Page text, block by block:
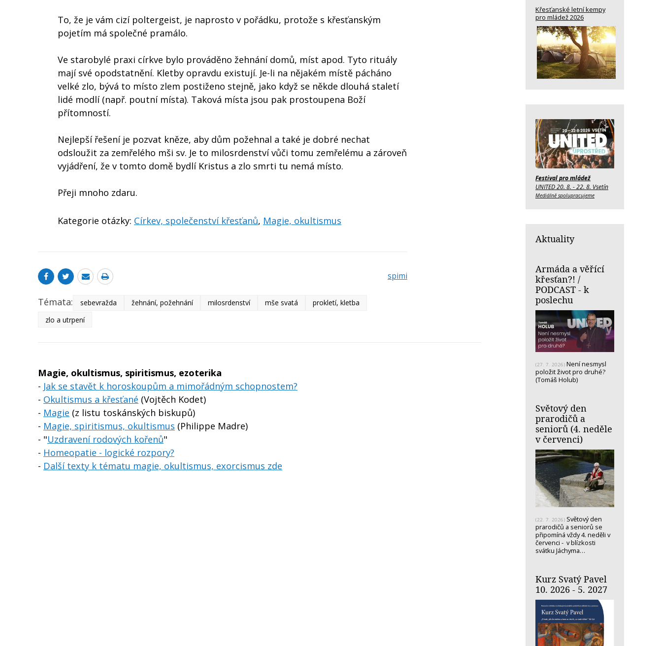
To, že je vám cizí poltergeist, je naprosto v pořádku, protože s křesťanským
pojetím má společné pramálo.
Ve starobylé praxi církve bylo prováděno žehnání domů, míst apod. Tyto rituály
mají své opodstatnění. Kletby opravdu existují. Je-li na nějakém místě pácháno
velké zlo, bývá to místo zlem postiženo stejně, jako když se někde dlouhá staletí
lidé modlí (např. poutní místa). Taková místa jsou pak prostoupena Boží
přítomností.
Nejlepší řešení je pozvat kněze, aby dům požehnal a také je dobré nechat
odsloužit za zemřelého mši sv. Je to milosrdenství vůči tomu zemřelému a zároveň
vyjádření, že v tomto domě bydlí Kristus a zlo smrti tu nemá místo.
Přeji mnoho zdaru.
Kategorie otázky: Církev, společenství křesťanů, Magie, okultismus
spimi
Témata: sebevražda žehnání, požehnání milosrdenství mše svatá
prokletí, kletba
zlo a utrpení
Magie, okultismus, spiritismus, ezoterika
- Jak se stavět k horoskoupům a mimořádným schopnostem?
- Okultismus a křesťané (Vojtěch Kodet)
- Magie (z listu toskánských biskupů)
- Magie, spiritismus, okultismus (Philippe Madre)
- "Uzdravení rodových kořenů"
- Homeopatie - logické rozpory?
- Další texty k tématu magie, okultismus, exorcismus zde
Křesťanské letní kempy
pro mládež 2026
Festival pro mládež
UNITED 20. 8. - 22. 8. Vsetín
Mediálně spolupracujeme
Aktuality
Armáda a věřící
křesťan?! /
PODCAST - k
poslechu
(27. 7. 2026) Není nesmysl
položit život pro druhé?
(Tomáš Holub)
Světový den
prarodičů a
seniorů (4. neděle
v červenci)
(22. 7. 2026) Světový den
prarodičů a seniorů se
připomíná vždy 4. neděli v
červenci - v blízkosti
svátku Jáchyma…
Kurz Svatý Pavel
10. 2026 - 5. 2027